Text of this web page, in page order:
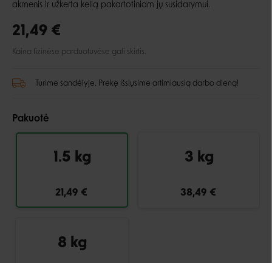
akmenis ir užkerta kelią pakartotiniam jų susidarymui.
21,49 €
Kaina fizinėse parduotuvėse gali skirtis.
Turime sandėlyje. Prekę išsiųsime artimiausią darbo dieną!
Pakuotė
1.5 kg
21,49 €
3 kg
38,49 €
8 kg